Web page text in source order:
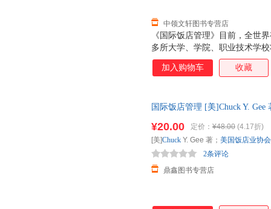
《国际饭店管理》目前，全世
多所大学、学院、职业技术学
国家有120多个授权机构为饭
证书在饭店业内享有最高的专
实务，提高饭店经营和管理的
中领文轩图书专营店
加入购物车 收藏
国际饭店管理 [美]Chuck Y.
¥20.00 定价： ¥48.00 (4.17折)
鼎鑫图书专营店
2条评论
[美]Chuck Y. Gee 著； 美国饭店业协会